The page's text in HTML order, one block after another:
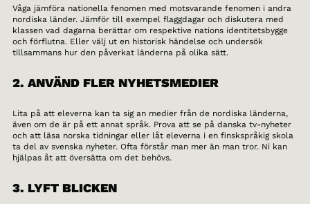
Våga jämföra nationella fenomen med motsvarande fenomen i andra
nordiska länder. Jämför till exempel flaggdagar och diskutera med
klassen vad dagarna berättar om respektive nations identitetsbygge
och förflutna. Eller välj ut en historisk händelse och undersök
tillsammans hur den påverkat länderna på olika sätt.
2. ANVÄND FLER NYHETSMEDIER
Lita på att eleverna kan ta sig an medier från de nordiska länderna,
även om de är på ett annat språk. Prova att se på danska tv-nyheter
och att läsa norska tidningar eller låt eleverna i en finskspråkig skola
ta del av svenska nyheter. Ofta förstår man mer än man tror. Ni kan
hjälpas åt att översätta om det behövs.
3. LYFT BLICKEN